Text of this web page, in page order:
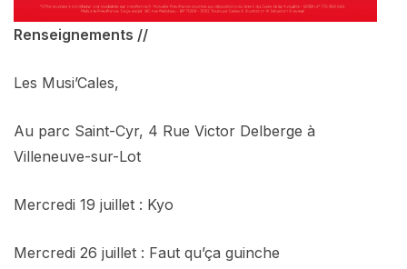
Renseignements //
Les Musi’Cales,
Au parc Saint-Cyr, 4 Rue Victor Delberge à
Villeneuve-sur-Lot
Mercredi 19 juillet : Kyo
Mercredi 26 juillet : Faut qu’ça guinche